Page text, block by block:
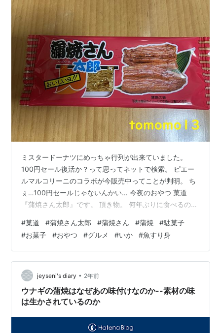
ミスタードーナツにめっちゃ行列が出来ていました。
100円セール復活か？って思ってネットで検索。 ピエー
ルマルコリーニのコラボが今販売中ってことが判明。 ち
ぇ…100円セールじゃないんかい… 今夜のおやつ 菓道
『蒲焼さん太郎』です。 頂き物。 何年ぶりに食べるのか
って10円で買っていた記憶しかない。 リンク 『蒲焼さん
太郎』は魚のすり身にイカ味を混ぜ合わせ、焼き上げた
蒲焼風のお菓子です。 裏面。 製造者は菓道。 原材料は
魚肉すり身、小麦粉、イカ粉、しょうゆ、みりん、砂
糖、香辛料など。 栄養成分表示（1枚当たり） エネルギ
ー：10㎉ たんぱく質…
#菓道 #蒲焼さん太郎 #蒲焼さん #蒲焼 #駄菓子
#お菓子 #おやつ #グルメ #いか #魚すり身
jeyseni's diary • 2年前
ウナギの蒲焼はなぜあの味付けなのか--素材の味
は生かされているのか